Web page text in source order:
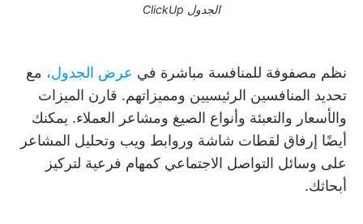
الجدول ClickUp
نظم مصفوفة للمنافسة مباشرة في عرض الجدول، مع
تحديد المنافسين الرئيسيين ومميزاتهم. قارن الميزات
والأسعار والتعبئة وأنواع الصيغ ومشاعر العملاء. يمكنك
أيضًا إرفاق لقطات شاشة وروابط ويب وتحليل المشاعر
على وسائل التواصل الاجتماعي كمهام فرعية لتركيز
أبحاثك.